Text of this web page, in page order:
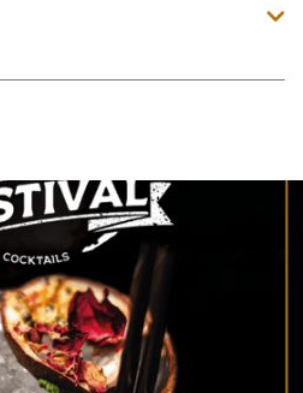
Rousseau, 44000

à la pomme de
à 2h
44000 Nantes 